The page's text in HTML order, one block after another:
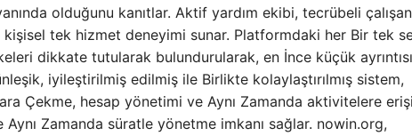
olduğunu kanıtlar. Aktif yardım ekibi, tecrübeli
tek hizmet deneyimi sunar. Platformdaki her Bir tek
dikkate tutularak bulundurularak, en İnce küçük
iyileştirilmiş edilmiş ile Birlikte kolaylaştırılmış sistem,
Çekme, hesap yönetimi ve Aynı Zamanda aktivitelere
Zamanda süratle yönetme imkanı sağlar. nowin.org,